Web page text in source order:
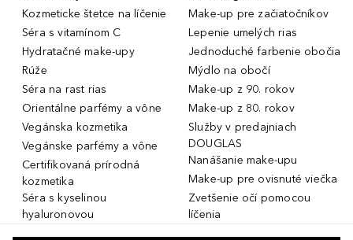
Kozmeticke štetce na líčenie
Séra s vitamínom C
Hydratačné make-upy
Rúže
Séra na rast rias
Orientálne parfémy a vône
Vegánska kozmetika
Vegánske parfémy a vône
Certifikovaná prírodná
kozmetika
Séra s kyselinou
hyaluronovou
Make-up pre začiatočníkov
Lepenie umelých rias
Jednoduché farbenie obočia
Mýdlo na obočí
Make-up z 90. rokov
Make-up z 80. rokov
Služby v predajniach
DOUGLAS
Nanášanie make-upu
Make-up pre ovisnuté viečka
Zvetšenie očí pomocou
líčenia